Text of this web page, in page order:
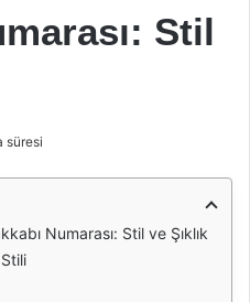
Stil
süresi
Numarası: Stil ve Şıklık